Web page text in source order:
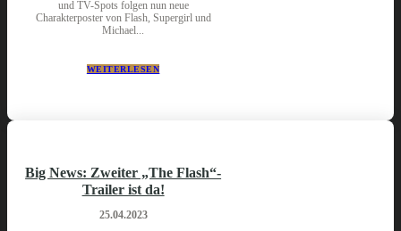
und TV-Spots folgen nun neue
Charakterposter von Flash, Supergirl und
Michael...
WEITERLESEN
Big News: Zweiter „The Flash“-
Trailer ist da!
25.04.2023